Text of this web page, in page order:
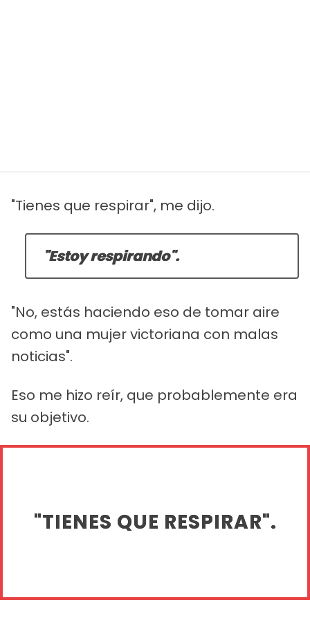
"Tienes que respirar", me dijo.
"Estoy respirando".
"No, estás haciendo eso de tomar aire
como una mujer victoriana con malas
noticias".
Eso me hizo reír, que probablemente era
su objetivo.
"TIENES QUE RESPIRAR".